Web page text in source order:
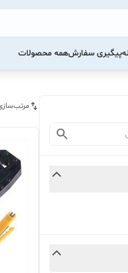
پیگیری سفارشهمه محصولات